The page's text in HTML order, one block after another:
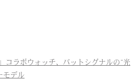
コラボウォッチ、バットシグナルの“光
モデル